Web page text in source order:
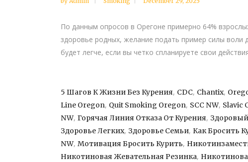
По данным опросов в Орегоне примерно 64%
здоровье родных, желание подать пример силы воли
будет легче, если вы четко спланируете свои
5 Шагов К Жизни Без Курения, CDC, Chantix,
Line Oregon, Quit Smoking Oregon, SCC NW, Slavic
NW, Горячая Линия Отказа От Курения,
Здоровье Легких, Здоровье Семьи, Как Бросить
NW, Мотивация Бросить Курить,
Никотиновая Жевательная Резинка,